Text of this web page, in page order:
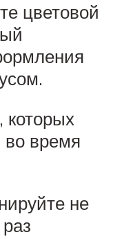
цветовой
которых
во время
не